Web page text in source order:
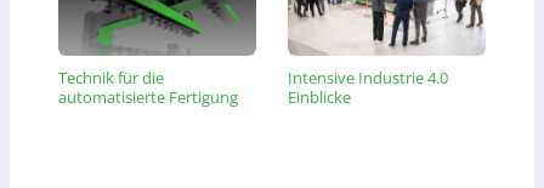
Technik für die
automatisierte Fertigung
Intensive Industrie 4.0
Einblicke